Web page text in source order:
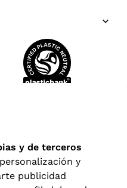
y de terceros
y
publicidad